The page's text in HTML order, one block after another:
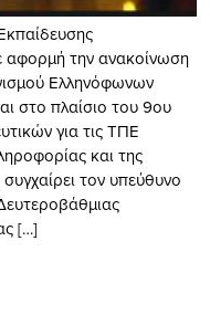
αφορμή την ανακοίνωση
Ελληνόφωνων
στο πλαίσιο του 9ου
για τις ΤΠΕ
και της
τον υπεύθυνο
[…]